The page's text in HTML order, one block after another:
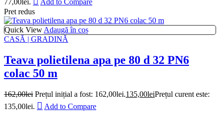
77,00lei.
Add to Compare
Pret redus
Quick View Adaugă în coș
CASĂ | GRADINĂ
Teava polietilena apa pe 80 d 32 PN6
colac 50 m
162,00lei Prețul inițial a fost: 162,00lei.135,00leiPrețul curent este:
135,00lei.
Add to Compare